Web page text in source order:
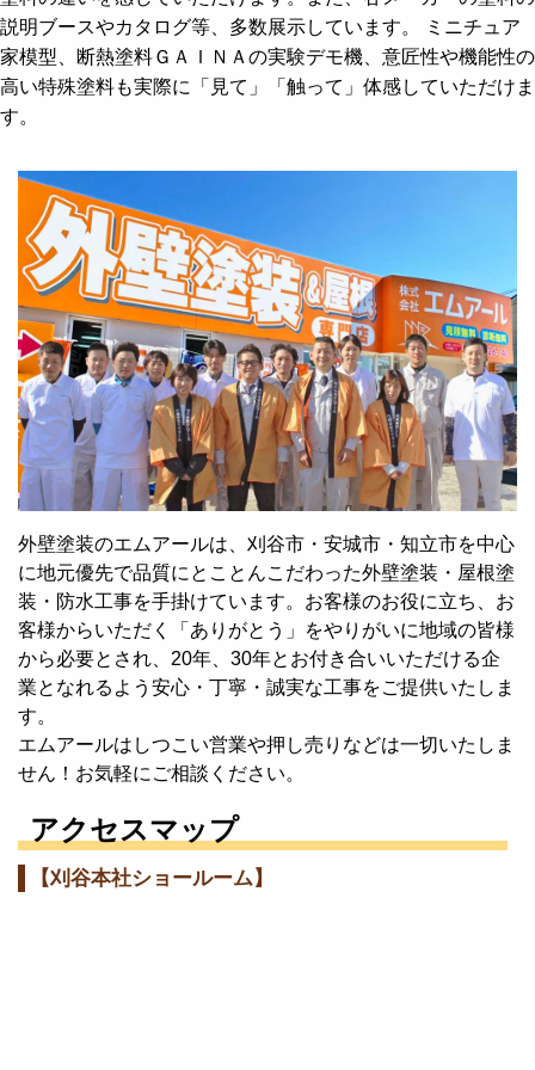
説明ブースやカタログ等、多数展示しています。 ミニチュア
家模型、断熱塗料ＧＡＩＮＡの実験デモ機、意匠性や機能性の
高い特殊塗料も実際に「見て」「触って」体感していただけま
す。
外壁塗装のエムアールは、刈谷市・安城市・知立市を中心
に地元優先で品質にとことんこだわった外壁塗装・屋根塗
装・防水工事を手掛けています。お客様のお役に立ち、お
客様からいただく「ありがとう」をやりがいに地域の皆様
から必要とされ、20年、30年とお付き合いいただける企
業となれるよう安心・丁寧・誠実な工事をご提供いたしま
す。
エムアールはしつこい営業や押し売りなどは一切いたしま
せん！お気軽にご相談ください。
アクセスマップ
【刈谷本社ショールーム】